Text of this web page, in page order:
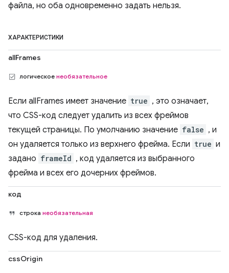
файла, но оба одновременно задать нельзя.
ХАРАКТЕРИСТИКИ
allFrames
логическое необязательное
Если allFrames имеет значение true , это означает,
что CSS-код следует удалить из всех фреймов
текущей страницы. По умолчанию значение false , и
он удаляется только из верхнего фрейма. Если true и
задано frameId , код удаляется из выбранного
фрейма и всех его дочерних фреймов.
код
строка необязательная
CSS-код для удаления.
cssOrigin